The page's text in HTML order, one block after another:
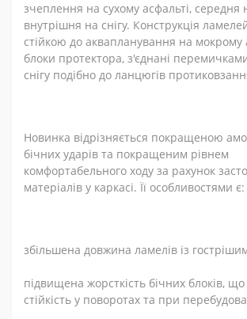
зчеплення на сухому асфальті, середня
внутрішня на снігу. Конструкція
стійкою до аквапланування на мокрому
блоки протектора, з'єднані
снігу подібно до ланцюгів
Новинка відрізняється покращеною
бічних ударів та покращеним рівнем
комфортабельного ходу за рахунок
матеріалів у каркасі. Її особливостями є:
збільшена довжина ламелів із
підвищена жорсткість бічних блоків,
стійкість у поворотах та при